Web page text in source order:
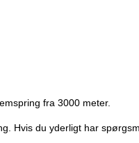
fra 3000 meter.
Hvis du yderligt har